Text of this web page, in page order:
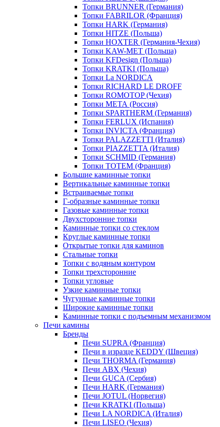
Топки BRUNNER (Германия)
Топки FABRILOR (Франция)
Топки HARK (Германия)
Топки HITZE (Польша)
Топки HOXTER (Германия-Чехия)
Топки KAW-MET (Польша)
Топки KFDesign (Польша)
Топки KRATKI (Польша)
Топки La NORDICA
Топки RICHARD LE DROFF
Топки ROMOTOP (Чехия)
Топки МЕТА (Россия)
Топки SPARTHERM (Германия)
Топки FERLUX (Испания)
Топки INVICTA (Франция)
Топки PALAZZETTI (Италия)
Топки PIAZZETTA (Италия)
Топки SCHMID (Германия)
Топки TOTEM (Франция)
Большие каминные топки
Вертикальные каминные топки
Встраиваемые топки
Г-образные каминные топки
Газовые каминные топки
Двухсторонние топки
Каминные топки со стеклом
Круглые каминные топки
Открытые топки для каминов
Стальные топки
Топки с водяным контуром
Топки трехсторонние
Топки угловые
Узкие каминные топки
Чугунные каминные топки
Широкие каминные топки
Каминные топки с подъемным механизмом
Печи камины
Бренды
Печи SUPRA (Франция)
Печи в изразце KEDDY (Швеция)
Печи THORMA (Германия)
Печи ABX (Чехия)
Печи GUCA (Сербия)
Печи HARK (Германия)
Печи JOTUL (Норвегия)
Печи KRATKI (Польша)
Печи LA NORDICA (Италия)
Печи LISEO (Чехия)